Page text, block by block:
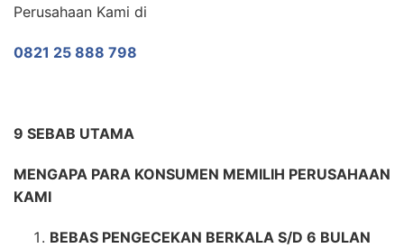
Perusahaan Kami di
0821 25 888 798
9 SEBAB UTAMA
MENGAPA PARA KONSUMEN MEMILIH PERUSAHAAN
KAMI
BEBAS PENGECEKAN BERKALA S/D 6 BULAN